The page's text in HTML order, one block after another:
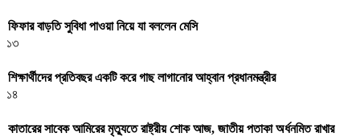
ফিফার বাড়তি সুবিধা পাওয়া নিয়ে যা বললেন মেসি
১৩
শিক্ষার্থীদের প্রতিবছর একটি করে গাছ লাগানোর আহ্বান প্রধানমন্ত্রীর
১৪
কাতারের সাবেক আমিরের মৃত্যুতে রাষ্ট্রীয় শোক আজ, জাতীয় পতাকা অর্ধনমিত রাখার